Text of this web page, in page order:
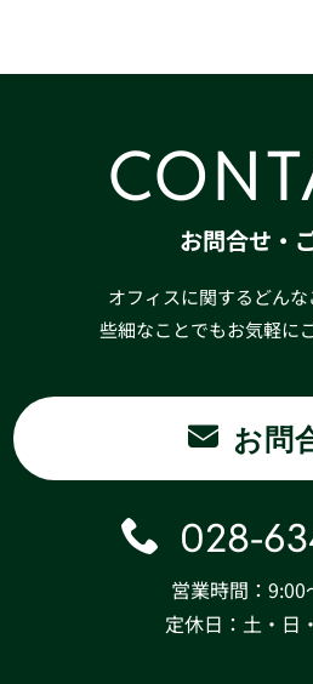
お問合せ・
オフィスに関するどん
些細なことでもお気軽に
お問
028-
営業時間：9:00
定休日：土・日